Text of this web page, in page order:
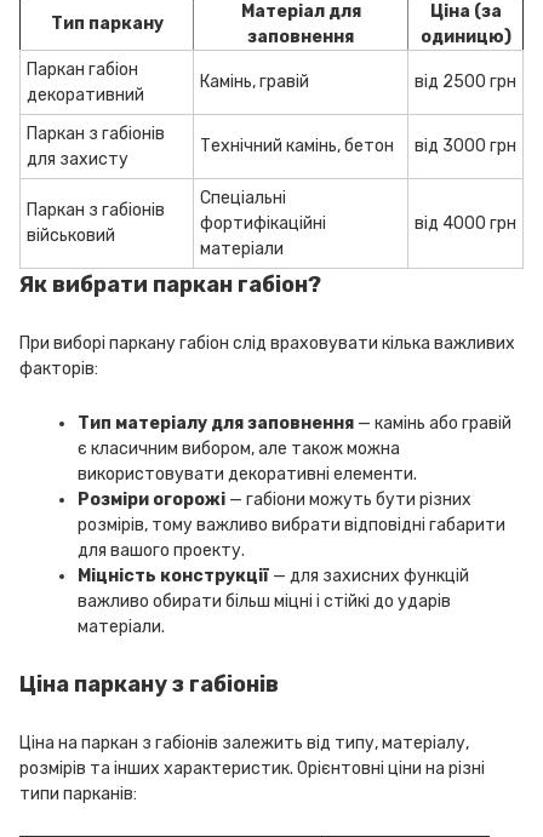
Тип паркану
Матеріал для
заповнення
Ціна (за
одиницю)
Паркан габіон
декоративний
Камінь, гравій від 2500 грн
Паркан з габіонів
для захисту
Технічний камінь, бетон від 3000 грн
Паркан з габіонів
військовий
Спеціальні
фортифікаційні
матеріали
від 4000 грн
Як вибрати паркан габіон?
При виборі паркану габіон слід враховувати кілька важливих
факторів:
Тип матеріалу для заповнення — камінь або гравій
є класичним вибором, але також можна
використовувати декоративні елементи.
Розміри огорожі — габіони можуть бути різних
розмірів, тому важливо вибрати відповідні габарити
для вашого проекту.
Міцність конструкції — для захисних функцій
важливо обирати більш міцні і стійкі до ударів
матеріали.
Ціна паркану з габіонів
Ціна на паркан з габіонів залежить від типу, матеріалу,
розмірів та інших характеристик. Орієнтовні ціни на різні
типи парканів: